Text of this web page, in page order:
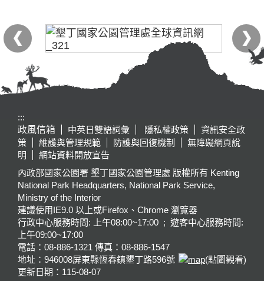
:::
政風信箱
中英日雙語詞彙 隱私權政策
資訊安全政
策
維護與管理規範 防護與回復機制
無障礙網頁說
明
網站資料開放宣告
內政部國家公園署 墾丁國家公園管理處 版權所有 Kenting
National Park Headquarters, National Park Service,
Ministry of the Interior
建議使用IE9.0 以上或Firefox、Chrome 瀏覽器
行政中心服務時間: 上午08:00~17:00 ; 遊客中心服務時間:
上午09:00~17:00
電話：08-886-1321 傳真：08-886-1547
地址：946008屏東縣恆春鎮墾丁路596號
(點圖觀看)
更新日期： 115-08-07